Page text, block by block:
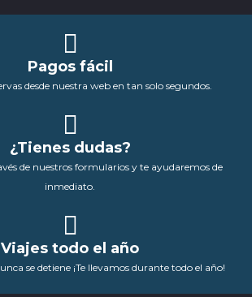
Pagos fácil
desde nuestra web en tan solo segundos.
¿Tienes dudas?
de nuestros formularios y te ayudaremos de
inmediato.
Viajes todo el año
se detiene ¡Te llevamos durante todo el año!